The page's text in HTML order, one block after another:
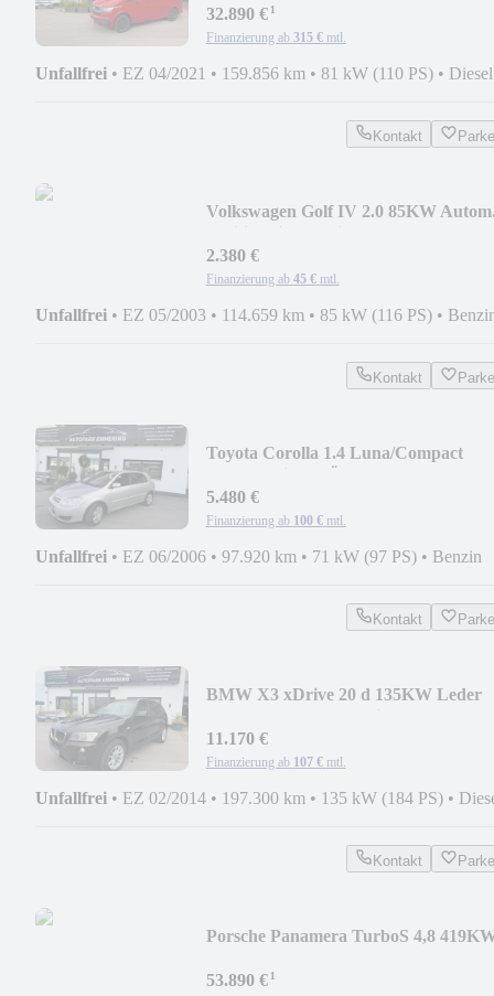
32.890 €¹
Finanzierung ab 315 € mtl.
Unfallfrei • EZ 04/2021 • 159.856 km • 81 kW (110 PS) • Diesel
Kontakt
Volkswagen Golf IV 2.0 85KW
2.380 €
Finanzierung ab 45 € mtl.
Unfallfrei • EZ 05/2003 • 114.659 km • 85 kW (116 PS) •
Kontakt
Toyota Corolla 1.4 Luna/Compact
5.480 €
Finanzierung ab 100 € mtl.
Unfallfrei • EZ 06/2006 • 97.920 km • 71 kW (97 PS) • Benzin
Kontakt
BMW X3 xDrive 20 d 135KW Leder
11.170 €
Finanzierung ab 107 € mtl.
Unfallfrei • EZ 02/2014 • 197.300 km • 135 kW (184 PS) •
Kontakt
Porsche Panamera TurboS 4,8
53.890 €¹